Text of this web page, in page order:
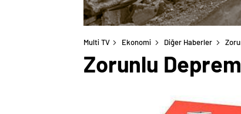
Multi TV Ekonomi Diğer Haberler
Zorunlu